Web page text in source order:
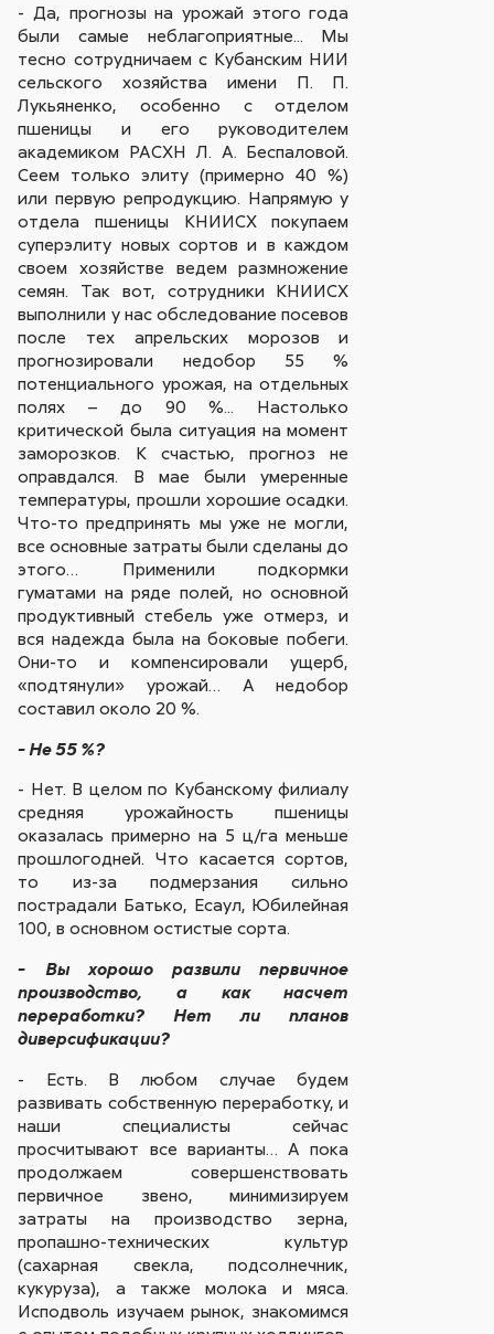
- Да, прогнозы на урожай этого года
были самые неблагоприятные... Мы
тесно сотрудничаем с Кубанским НИИ
сельского хозяйства имени П. П.
Лукьяненко, особенно с отделом
пшеницы и его руководителем
академиком РАСХН Л. А. Беспаловой.
Сеем только элиту (примерно 40 %)
или первую репродукцию. Напрямую у
отдела пшеницы КНИИСХ покупаем
суперэлиту новых сортов и в каждом
своем хозяйстве ведем размножение
семян. Так вот, сотрудники КНИИСХ
выполнили у нас обследование посевов
после тех апрельских морозов и
прогнозировали недобор 55 %
потенциального урожая, на отдельных
полях – до 90 %... Настолько
критической была ситуация на момент
заморозков. К счастью, прогноз не
оправдался. В мае были умеренные
температуры, прошли хорошие осадки.
Что-то предпринять мы уже не могли,
все основные затраты были сделаны до
этого… Применили подкормки
гуматами на ряде полей, но основной
продуктивный стебель уже отмерз, и
вся надежда была на боковые побеги.
Они-то и компенсировали ущерб,
«подтянули» урожай… А недобор
составил около 20 %.
- Не 55 %?
- Нет. В целом по Кубанскому филиалу
средняя урожайность пшеницы
оказалась примерно на 5 ц/га меньше
прошлогодней. Что касается сортов,
то из-за подмерзания сильно
пострадали Батько, Есаул, Юбилейная
100, в основном остистые сорта.
- Вы хорошо развили первичное
производство, а как насчет
переработки? Нет ли планов
диверсификации?
- Есть. В любом случае будем
развивать собственную переработку, и
наши специалисты сейчас
просчитывают все варианты… А пока
продолжаем совершенствовать
первичное звено, минимизируем
затраты на производство зерна,
пропашно-технических культур
(сахарная свекла, подсолнечник,
кукуруза), а также молока и мяса.
Исподволь изучаем рынок, знакомимся